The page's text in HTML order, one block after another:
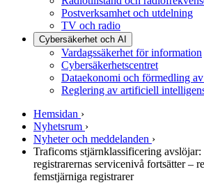
Postverksamhet och utdelning
TV och radio
Cybersäkerhet och AI
Vardagssäkerhet för information
Cybersäkerhetscentret
Dataekonomi och förmedling av
Reglering av artificiell
Hemsidan ›
Nyhetsrum ›
Nyheter och meddelanden ›
Traficoms stjärnklassificering
registrarernas servicenivå fortsätter –
femstjärniga registrarer